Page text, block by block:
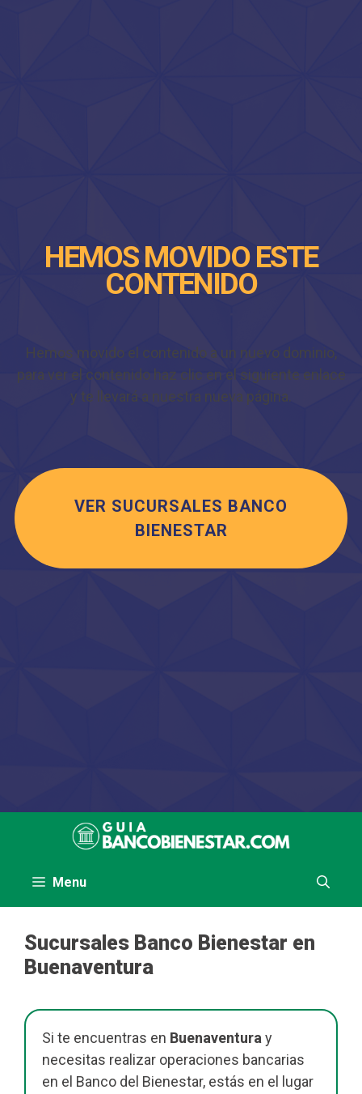
HEMOS MOVIDO ESTE
CONTENIDO
Hemos movido el contenido a un nuevo dominio,
para ver el contenido haz clic en el siguiente enlace
y te llevará a nuestra nueva página.
VER SUCURSALES BANCO
BIENESTAR
Menu
Sucursales Banco Bienestar en
Buenaventura
Si te encuentras en Buenaventuray
necesitas realizar operaciones bancarias
en el Banco del Bienestar, estás en el lugar